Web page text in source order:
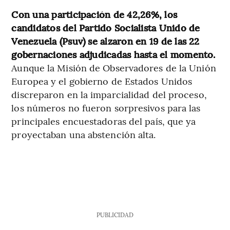
Con una participación de 42,26%, los
candidatos del Partido Socialista Unido de
Venezuela (Psuv) se alzaron en 19 de las 22
gobernaciones adjudicadas hasta el momento.
Aunque la Misión de Observadores de la Unión
Europea y el gobierno de Estados Unidos
discreparon en la imparcialidad del proceso,
los números no fueron sorpresivos para las
principales encuestadoras del país, que ya
proyectaban una abstención alta.
PUBLICIDAD